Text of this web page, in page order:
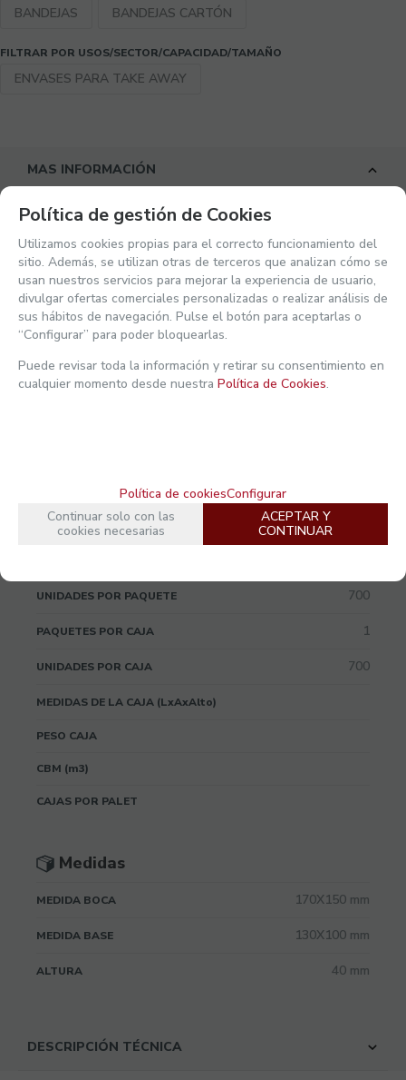
BANDEJAS BANDEJAS CARTÓN
FILTRAR POR USOS/SECTOR/CAPACIDAD/TAMAÑO
ENVASES PARA TAKE AWAY
MAS INFORMACIÓN
Información de producto
USO
Para takeaway, fritos, patatas, comida rápida en
general.
MATERIAL CARTON KRAFT
RESISTENCIA HUMEDAD
TEMPERATURA MAX (ºC)
UNIDADES POR PAQUETE 700
PAQUETES POR CAJA 1
UNIDADES POR CAJA 700
MEDIDAS DE LA CAJA (LxAxAlto)
PESO CAJA
CBM (m3)
CAJAS POR PALET
Medidas
MEDIDA BOCA 170X150 mm
MEDIDA BASE 130X100 mm
ALTURA 40 mm
DESCRIPCIÓN TÉCNICA
Ver mi actividad reciente
Política de gestión de Cookies
Utilizamos cookies propias para el correcto funcionamiento del
sitio. Además, se utilizan otras de terceros que analizan cómo se
usan nuestros servicios para mejorar la experiencia de usuario,
divulgar ofertas comerciales personalizadas o realizar análisis de
sus hábitos de navegación. Pulse el botón para aceptarlas o
“Configurar” para poder bloquearlas.
Puede revisar toda la información y retirar su consentimiento en
cualquier momento desde nuestra Política de Cookies.
Política de cookiesConfigurar
Continuar solo con las
cookies necesarias
ACEPTAR Y
CONTINUAR